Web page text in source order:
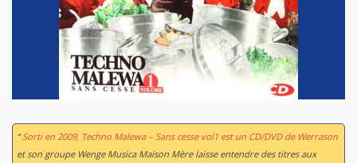
“Sorti en 2009, Techno Malewa – Sans cesse vol1 est un CD/DVD de Werrason
et son groupe Wenge Musica Maison Mère laisse entendre des titres aux